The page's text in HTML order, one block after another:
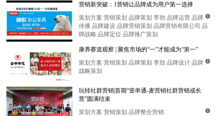
营销新突破：1营销让品牌成为用户第一选择
策划方案 营销策划 品牌策划 李劲 品牌运营
传播 品牌建设 品牌营销策划 品牌营销有限公司
牌战略 品牌定位 品牌推广策划
康养赛道观察 | 聚焦市场的“一”才能成为“第一”
策划方案 营销策划 品牌策划 李劲 品牌设计
战略策划
营”圆满结束
策划方案 营销策划 品牌整合营销